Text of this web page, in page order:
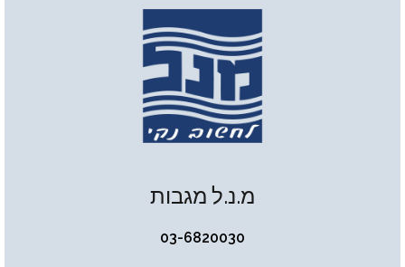
מ.נ.ל מגבות
03-6820030